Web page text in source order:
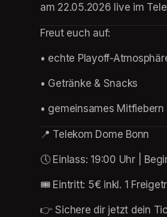
am 22.05.2026 live im
Freut euch auf:
• echte Playoff-
• Getränke & Snacks
• gemeinsames Mitfiebern
📍 Telekom Dome Bonn
🕔 Einlass: 19:00 Uhr |
🎟 Eintritt: 5€ inkl. 1
👉 Sichere dir jetzt dein